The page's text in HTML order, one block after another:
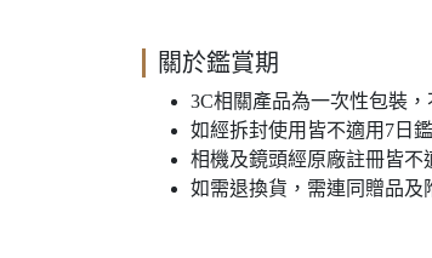
關於鑑賞期
3C相關產品為一次性包裝，
如經拆封使用皆不適用7日
相機及鏡頭經原廠註冊皆不
如需退換貨，需連同贈品及